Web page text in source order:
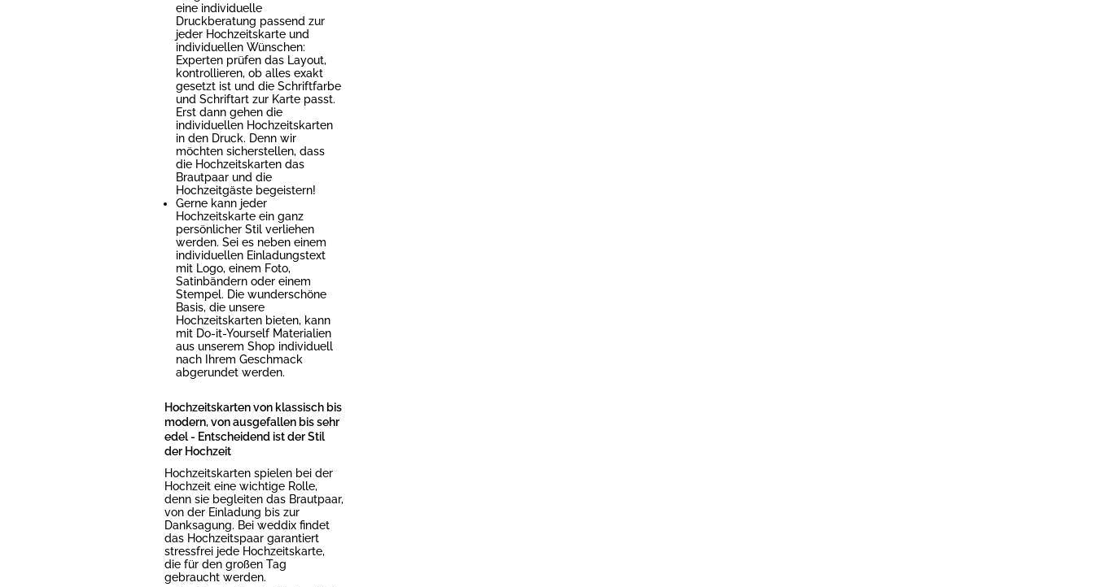
eine individuelle
Druckberatung passend zur
jeder Hochzeitskarte und
individuellen Wünschen:
Experten prüfen das Layout,
kontrollieren, ob alles exakt
gesetzt ist und die Schriftfarbe
und Schriftart zur Karte passt.
Erst dann gehen die
individuellen Hochzeitskarten
in den Druck. Denn wir
möchten sicherstellen, dass
die Hochzeitskarten das
Brautpaar und die
Hochzeitgäste begeistern!
Gerne kann jeder
Hochzeitskarte ein ganz
persönlicher Stil verliehen
werden. Sei es neben einem
individuellen Einladungstext
mit Logo, einem Foto,
Satinbändern oder einem
Stempel. Die wunderschöne
Basis, die unsere
Hochzeitskarten bieten, kann
mit Do-it-Yourself Materialien
aus unserem Shop individuell
nach Ihrem Geschmack
abgerundet werden.
Hochzeitskarten von klassisch bis
modern, von ausgefallen bis sehr
edel - Entscheidend ist der Stil
der Hochzeit
Hochzeitskarten spielen bei der
Hochzeit eine wichtige Rolle,
denn sie begleiten das Brautpaar,
von der Einladung bis zur
Danksagung. Bei weddix findet
das Hochzeitspaar garantiert
stressfrei jede Hochzeitskarte,
die für den großen Tag
gebraucht werden.